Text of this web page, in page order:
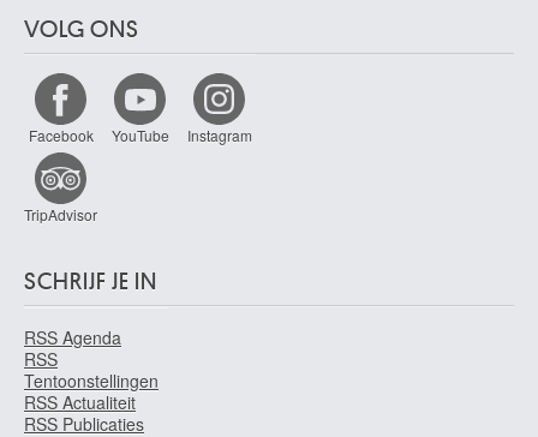
VOLG ONS
Facebook YouTube Instagram
TripAdvisor
SCHRIJF JE IN
RSS Agenda
RSS
Tentoonstellingen
RSS Actualiteit
RSS Publicaties